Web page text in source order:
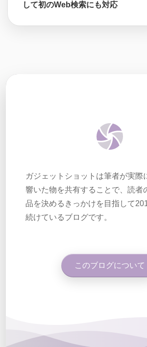
して初のWeb検索にも対応
ガジェットショットは筆者が実際
響いた物を共有することで、読者
品を決めるきっかけを目指して
続けているブログです。
このブログについて